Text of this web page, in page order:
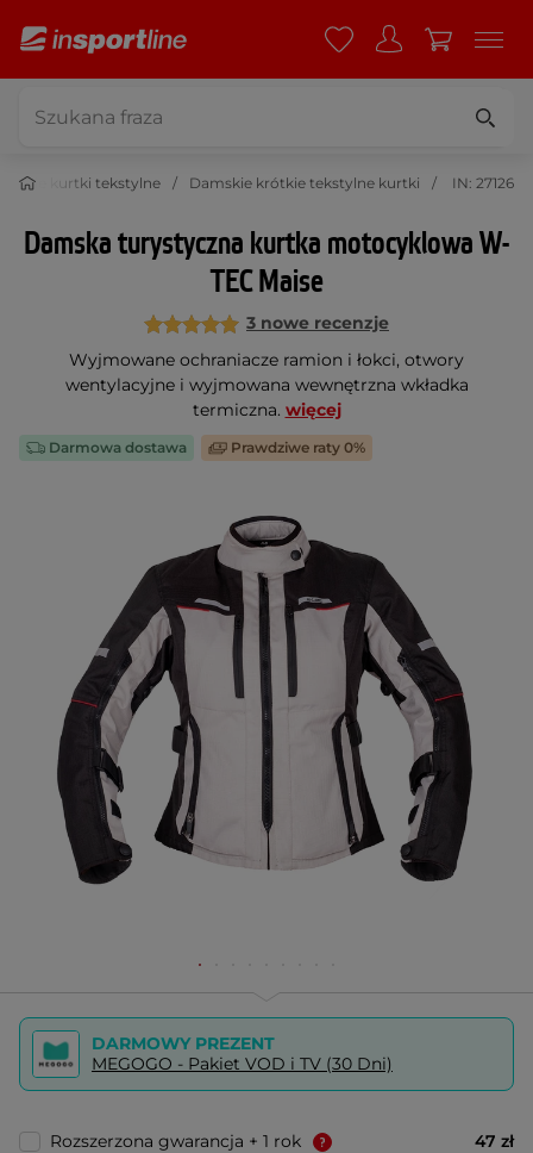
kurtki tekstylne Damskie krótkie tekstylne kurtki IN: 27126
Damska turystyczna kurtka motocyklowa W-
TEC Maise
3 nowe recenzje
Wyjmowane ochraniacze ramion i łokci, otwory
wentylacyjne i wyjmowana wewnętrzna wkładka
termiczna. więcej
Darmowa dostawa Prawdziwe raty 0%
DARMOWY PREZENT
MEGOGO - Pakiet VOD i TV (30 Dni)
Rozszerzona gwarancja + 1 rok 47 zł